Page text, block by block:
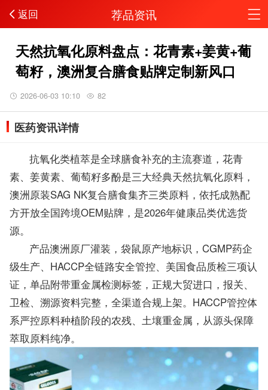
返回 荐品资讯
天然抗氧化原料盘点：花青素+姜黄+葡
萄籽，澳洲复合膳食贴牌定制新风口
2026-06-03 10:10 82
医药资讯详情
抗氧化类植萃是全球膳食补充的主流赛道，花青
素、姜黄素、葡萄籽多酚是三大经典天然抗氧化原料，
澳洲原装SAG NK复合膳食集齐三类原料，依托成熟配
方开放全国跨境OEM贴牌，是2026年健康品类优选货
源。
产品澳洲原厂灌装，袋鼠原产地标识，CGMP药企
级生产、HACCP全链路安全管控、美国食品质检三项认
证，单品附带重金属检测标签，正规大贸进口，报关、
卫检、溯源资料完整，全渠道合规上架。HACCP管控体
系严控原料种植阶段的农残、土壤重金属，从源头保障
萃取原料纯净。